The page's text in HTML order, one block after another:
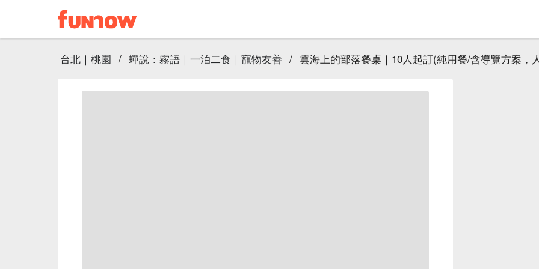
台北｜桃園 / 蟬說：霧語｜一泊二食｜寵物友善 / 雲海上的部落餐桌｜10人起訂(純用餐/含導覽方案，